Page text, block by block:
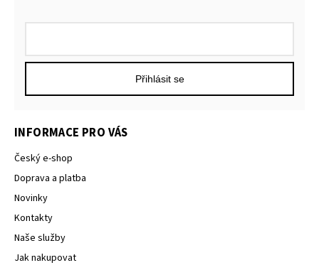
INFORMACE PRO VÁS
Český e-shop
Doprava a platba
Novinky
Kontakty
Naše služby
Jak nakupovat
Přihlásit se